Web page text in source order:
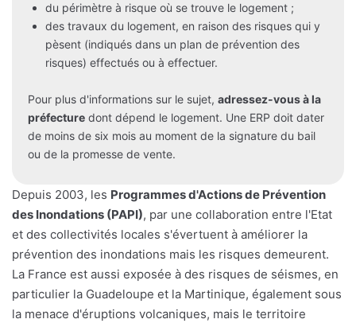
du périmètre à risque où se trouve le logement ;
des travaux du logement, en raison des risques qui y
pèsent (indiqués dans un plan de prévention des
risques) effectués ou à effectuer.
Pour plus d'informations sur le sujet, adressez-vous à la
préfecture dont dépend le logement. Une ERP doit dater
de moins de six mois au moment de la signature du bail
ou de la promesse de vente.
Depuis 2003, les Programmes d'Actions de Prévention
des Inondations (PAPI), par une collaboration entre l'Etat
et des collectivités locales s'évertuent à améliorer la
prévention des inondations mais les risques demeurent.
La France est aussi exposée à des risques de séismes, en
particulier la Guadeloupe et la Martinique, également sous
la menace d'éruptions volcaniques, mais le territoire